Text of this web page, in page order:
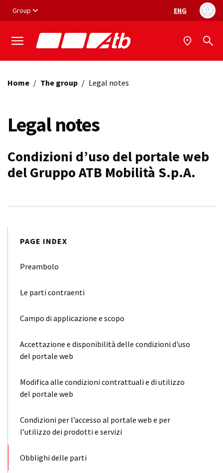
Group Language
ENG
Home / The group / Legal notes
Legal notes
Condizioni d’uso del portale web
del Gruppo ATB Mobilità S.p.A.
PAGE INDEX
Preambolo
Le parti contraenti
Campo di applicazione e scopo
Accettazione e disponibilità delle condizioni d'uso
del portale web
Modifica alle condizioni contrattuali e di utilizzo
del portale web
Condizioni per l’accesso al portale web e per
l’utilizzo dei prodotti e servizi
Obblighi delle parti